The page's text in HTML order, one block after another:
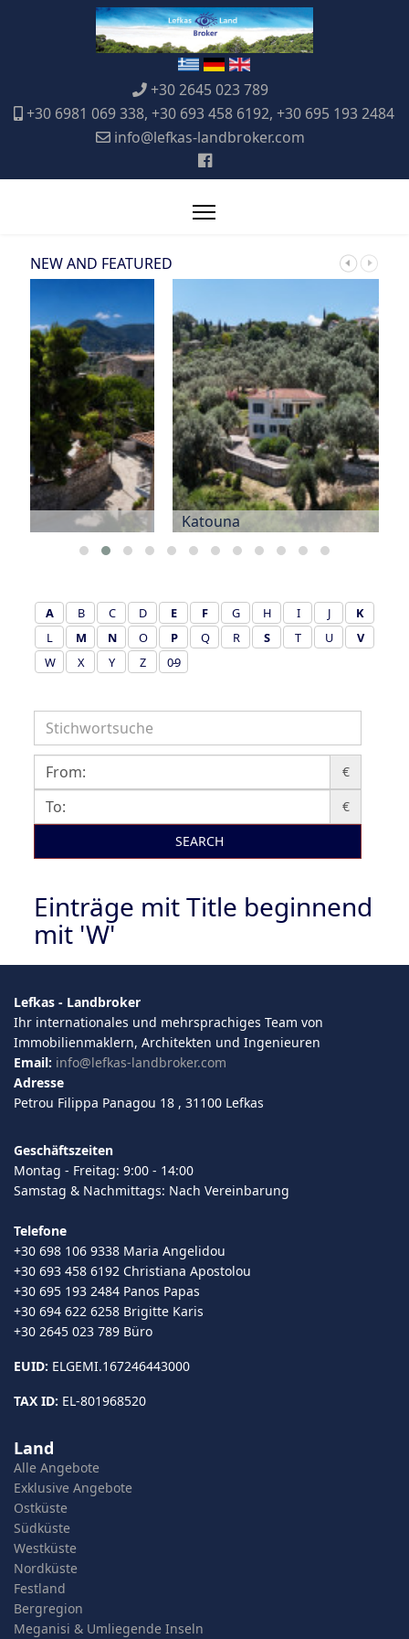
+30 2645 023 789
+30 6981 069 338, +30 693 458 6192, +30 695 193 2484
info@lefkas-landbroker.com
NEW AND FEATURED
Katouna
A B C D E F G H I J
K
L
M N O P Q R S T U
V
W
X Y Z 0-9
€
€
SEARCH
Einträge mit Title beginnend
mit 'W'
Lefkas - Landbroker
Ihr internationales und mehrsprachiges Team von
Immobilienmaklern, Architekten und Ingenieuren
Email: info@lefkas-landbroker.com
Adresse
Petrou Filippa Panagou 18 , 31100 Lefkas
Geschäftszeiten
Montag - Freitag: 9:00 - 14:00
Samstag & Nachmittags: Nach Vereinbarung
Telefone
+30 698 106 9338 Maria Angelidou
+30 693 458 6192 Christiana Apostolou
+30 695 193 2484 Panos Papas
+30 694 622 6258 Brigitte Karis
+30 2645 023 789 Büro
EUID: ELGEMI.167246443000
TAX ID: EL-801968520
Land
Alle Angebote
Exklusive Angebote
Ostküste
Südküste
Westküste
Nordküste
Festland
Bergregion
Meganisi & Umliegende Inseln